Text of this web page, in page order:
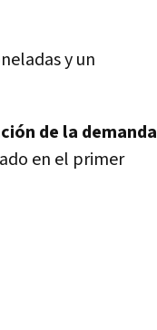
y un
de la demanda
en el primer